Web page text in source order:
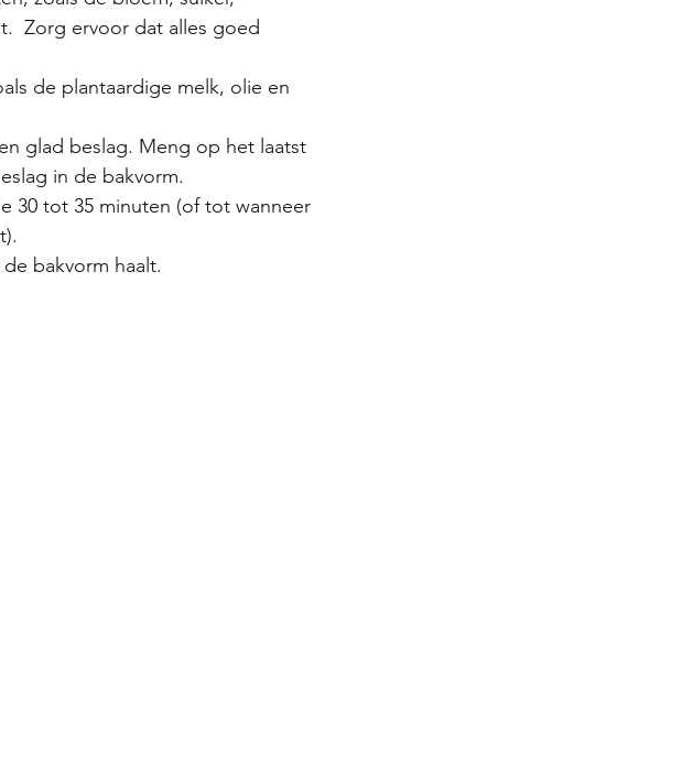
Zorg ervoor dat alles goed
de plantaardige melk, olie en
glad beslag. Meng op het laatst
in de bakvorm.
30 tot 35 minuten (of tot wanneer
bakvorm haalt.